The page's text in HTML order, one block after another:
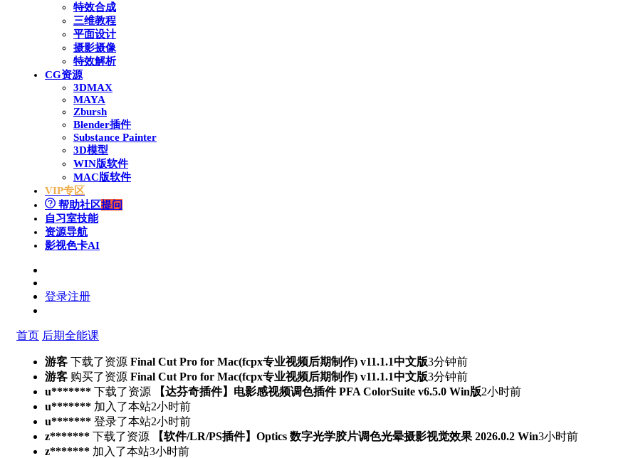
特效合成
三维教程
平面设计
摄影摄像
特效解析
CG资源
3DMAX
MAYA
Zbursh
Blender插件
Substance Painter
3D模型
WIN版软件
MAC版软件
VIP专区
帮助社区提问
自习室技能
资源导航
影视色卡AI
登录注册
首页 后期全能课
游客 下载了资源 Final Cut Pro for Mac(fcpx专业视频后期制作) v11.1.1中文版3分钟前
游客 购买了资源 Final Cut Pro for Mac(fcpx专业视频后期制作) v11.1.1中文版3分钟前
u******* 下载了资源 【达芬奇插件】电影感视频调色插件 PFA ColorSuite v6.5.0 Win版2小时前
u******* 加入了本站2小时前
u******* 登录了本站2小时前
z******* 下载了资源 【软件/LR/PS插件】Optics 数字光学胶片调色光晕摄影视觉效果 2026.0.2 Win3小时前
z******* 加入了本站3小时前